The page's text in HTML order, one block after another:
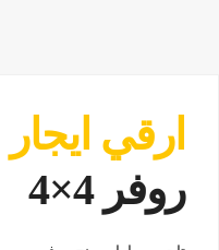
ارقي ايجار
روفر 4×4